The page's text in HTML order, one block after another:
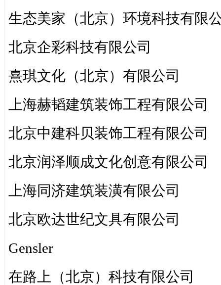
生态美家（北京）环境科技有限
北京企彩科技有限公司
熹琪文化（北京）有限公司
上海赫韬建筑装饰工程有限公司
北京中建科贝装饰工程有限公司
北京润泽顺成文化创意有限公司
上海同济建筑装潢有限公司
北京欧达世纪文具有限公司
Gensler
在路上（北京）科技有限公司